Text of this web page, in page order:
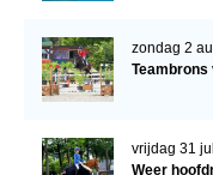
Informatie
Predicaten
zondag 2
Teambrons
vrijdag 31
Weer